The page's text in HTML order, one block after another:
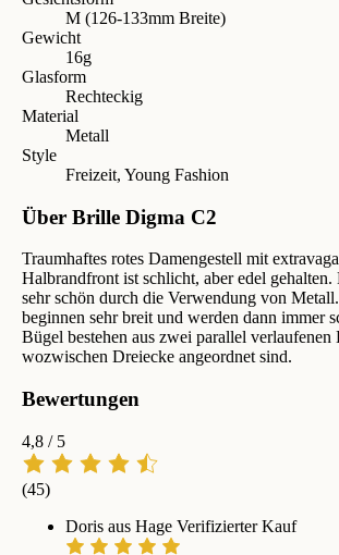
M (126-133mm Breite)
Gewicht
16g
Glasform
Rechteckig
Material
Metall
Style
Freizeit, Young Fashion
Über Brille Digma C2
Traumhaftes rotes Damengestell mit
Halbrandfront ist schlicht, aber edel gehalten.
sehr schön durch die Verwendung von
beginnen sehr breit und werden dann immer
Bügel bestehen aus zwei parallel verlaufenen
wozwischen Dreiecke angeordnet sind.
Bewertungen
4,8 / 5
(45)
Doris aus Hage Verifizierter Kauf